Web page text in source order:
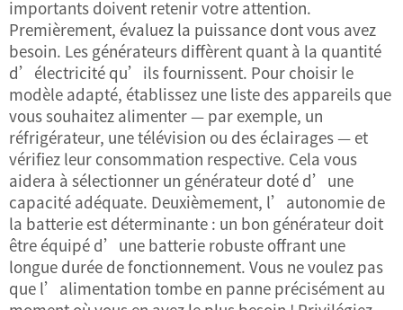
importants doivent retenir votre attention.
Premièrement, évaluez la puissance dont vous avez
besoin. Les générateurs diffèrent quant à la quantité
d’électricité qu’ils fournissent. Pour choisir le
modèle adapté, établissez une liste des appareils que
vous souhaitez alimenter — par exemple, un
réfrigérateur, une télévision ou des éclairages — et
vérifiez leur consommation respective. Cela vous
aidera à sélectionner un générateur doté d’une
capacité adéquate. Deuxièmement, l’autonomie de
la batterie est déterminante : un bon générateur doit
être équipé d’une batterie robuste offrant une
longue durée de fonctionnement. Vous ne voulez pas
que l’alimentation tombe en panne précisément au